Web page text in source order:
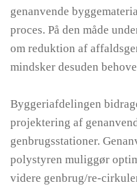
genanvende
proces. På den måde
om reduktion af
mindsker desuden
Byggeriafdelingen
projektering af
genbrugsstationer.
polystyren muliggør
videre genbrug/re-